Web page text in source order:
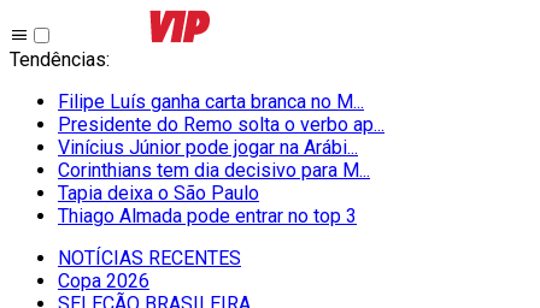
Tendências:
Filipe Luís ganha carta branca no M...
Presidente do Remo solta o verbo ap...
Vinícius Júnior pode jogar na Arábi...
Corinthians tem dia decisivo para M...
Tapia deixa o São Paulo
Thiago Almada pode entrar no top 3
NOTÍCIAS RECENTES
Copa 2026